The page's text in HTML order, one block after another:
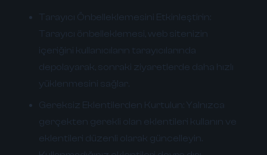
Tarayıcı Önbelleklemesini Etkinleştirin:
Tarayıcı önbelleklemesi, web sitenizin
içeriğini kullanıcıların tarayıcılarında
depolayarak, sonraki ziyaretlerde daha hızlı
yüklenmesini sağlar.
Gereksiz Eklentilerden Kurtulun: Yalnızca
gerçekten gerekli olan eklentileri kullanın ve
eklentileri düzenli olarak güncelleyin.